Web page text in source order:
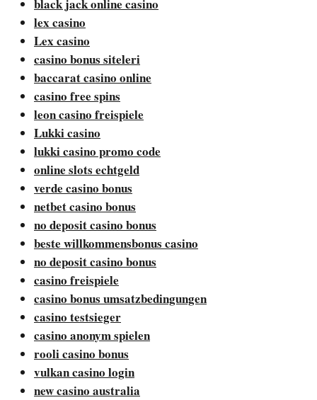
black jack online casino
lex casino
Lex casino
casino bonus siteleri
baccarat casino online
casino free spins
leon casino freispiele
Lukki casino
lukki casino promo code
online slots echtgeld
verde casino bonus
netbet casino bonus
no deposit casino bonus
beste willkommensbonus casino
no deposit casino bonus
casino freispiele
casino bonus umsatzbedingungen
casino testsieger
casino anonym spielen
rooli casino bonus
vulkan casino login
new casino australia